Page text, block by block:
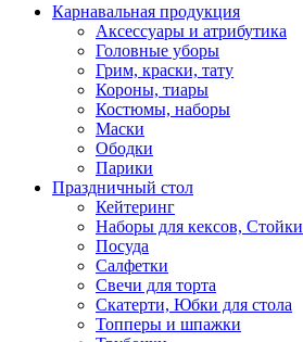
Карнавальная продукция
Аксессуары и атрибутика
Головные уборы
Грим, краски, тату
Короны, тиары
Костюмы, наборы
Маски
Ободки
Парики
Праздничный стол
Кейтеринг
Наборы для кексов, Стойки
Посуда
Салфетки
Свечи для торта
Скатерти, Юбки для стола
Топперы и шпажки